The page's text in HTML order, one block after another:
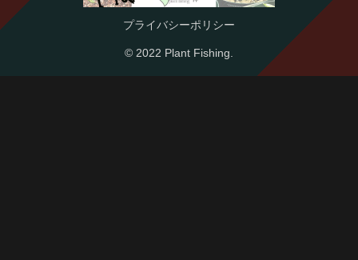
プライバシーポリシー
© 2022 Plant Fishing.